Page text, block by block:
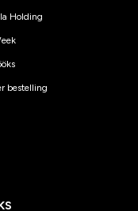
Holding
bestelling